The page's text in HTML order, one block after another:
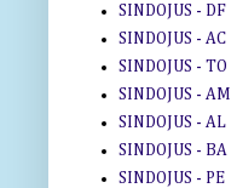
SINDOJUS - DF
SINDOJUS - AC
SINDOJUS - TO
SINDOJUS - AM
SINDOJUS - AL
SINDOJUS - BA
SINDOJUS - PE